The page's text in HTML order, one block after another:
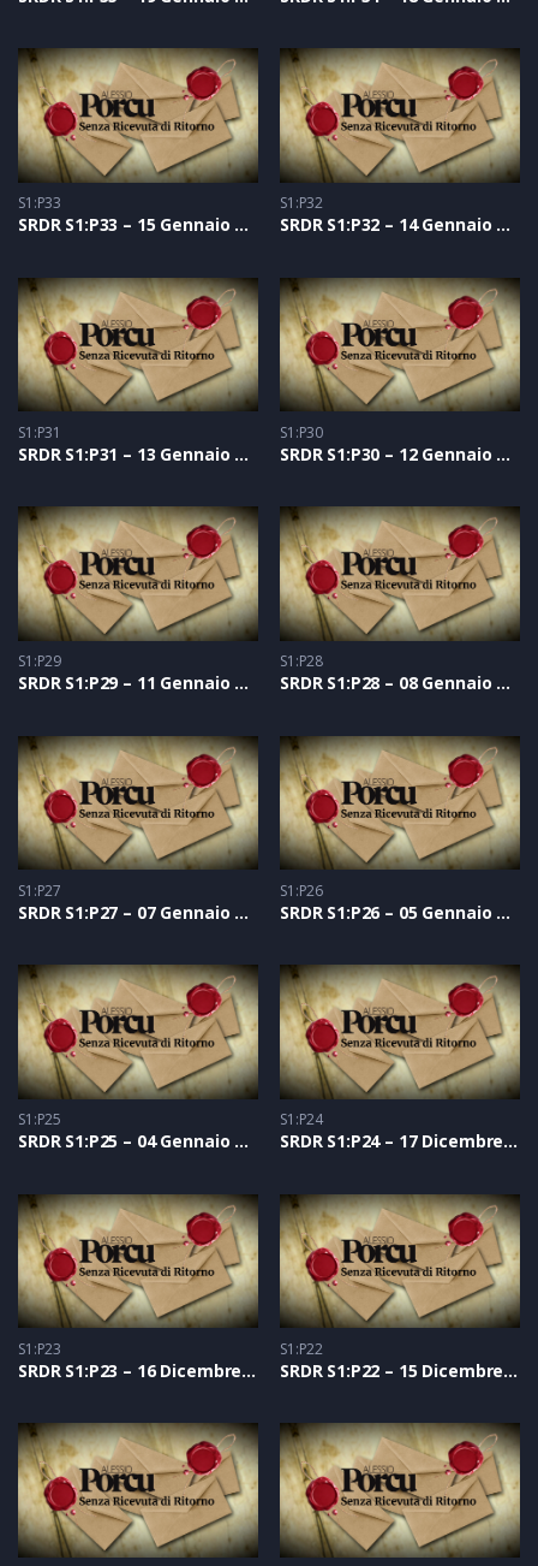
S1:P33
SRDR S1:P33 – 15 Gennaio 2021
S1:P32
SRDR S1:P32 – 14 Gennaio 2021
S1:P31
SRDR S1:P31 – 13 Gennaio 2021
S1:P30
SRDR S1:P30 – 12 Gennaio 2021
S1:P29
SRDR S1:P29 – 11 Gennaio 2021
S1:P28
SRDR S1:P28 – 08 Gennaio 2021
S1:P27
SRDR S1:P27 – 07 Gennaio 2021
S1:P26
SRDR S1:P26 – 05 Gennaio 2021
S1:P25
SRDR S1:P25 – 04 Gennaio 2021
S1:P24
SRDR S1:P24 – 17 Dicembre 2020
S1:P23
SRDR S1:P23 – 16 Dicembre 2020
S1:P22
SRDR S1:P22 – 15 Dicembre 2020